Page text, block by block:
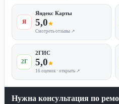
Я
Яндекс Карты
5,0★
Смотреть отзывы ↗
2Г
2ГИС
5,0★
16 оценок · открыть ↗
Нужна консультация по